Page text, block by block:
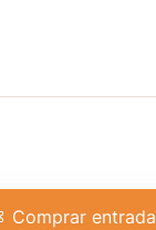
Comprar entrada